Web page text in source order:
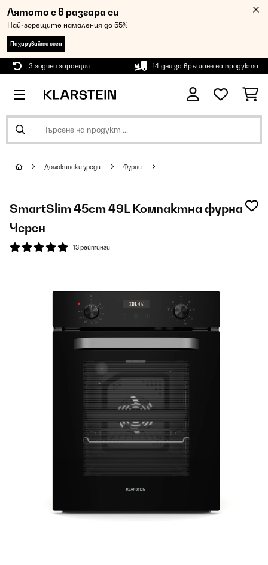
Лятото е в разгара си
Най-горещите намаления до 55%
Пазарувайте сега
3 години гаранция 14 дни за връщане на продукта
Домакински уреди Фурни
SmartSlim 45cm 49L Компактна фурна
Черен
13 рейтинги